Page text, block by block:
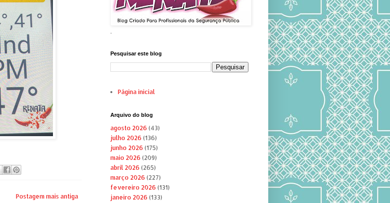
Postagem mais antiga
.
Pesquisar este blog
Página inicial
Arquivo do blog
agosto 2026 (43)
julho 2026 (136)
junho 2026 (175)
maio 2026 (209)
abril 2026 (265)
março 2026 (227)
fevereiro 2026 (131)
janeiro 2026 (133)